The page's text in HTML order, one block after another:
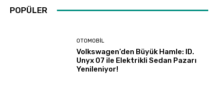
POPÜLER
OTOMOBIL
Volkswagen’den Büyük Hamle: ID.
Unyx 07 ile Elektrikli Sedan Pazarı
Yenileniyor!